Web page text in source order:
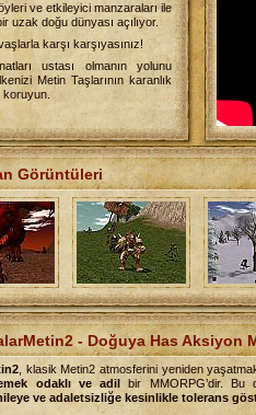
ve etkileyici manzaraları ile
uzak doğu dünyası açılıyor.
karşı karşıyasınız!
ustası olmanın yolunu
Metin Taşlarının karanlık
Görüntüleri
- Doğuya Has Aksiyon
, klasik Metin2 atmosferini yeniden
odaklı ve adil bir MMORPG’dir. Bu
ve adaletsizliğe kesinlikle tolerans